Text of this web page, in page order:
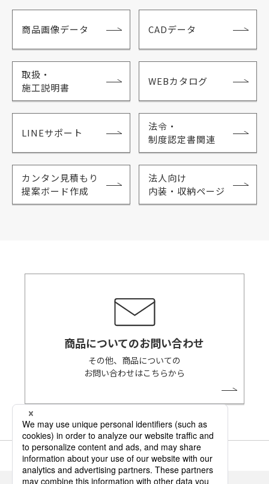
商品画像データ CADデータ
取扱・
施工説明書
WEBカタログ
LINEサポート
法令・
制度認定書関連
カンタン見積もり
提案ボード作成
法人向け
内装・収納ページ
商品についてのお問い合わせ
その他、商品についての
お問い合わせはこちらから